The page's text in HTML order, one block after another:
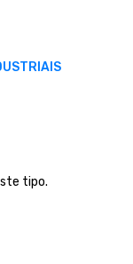
tipo.